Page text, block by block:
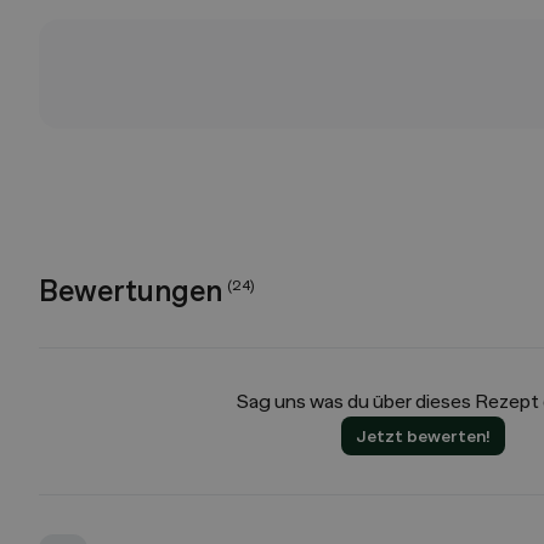
Bewertungen (24)
Sag uns was du über dieses
Jetzt bewerten!